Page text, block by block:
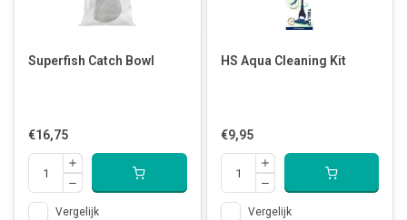
Superfish Catch Bowl
€16,75
Vergelijk
HS Aqua Cleaning Kit
€9,95
Vergelijk